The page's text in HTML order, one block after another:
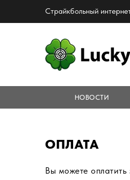
Страйкбольный
НОВОСТИ
Вы можете
ОПЛАТА